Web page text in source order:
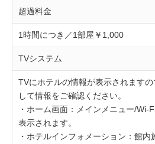
超過料金
1時間につき／1部屋￥1,000
TVシステム
TVにホテルの情報が表示されます
して情報をご確認ください。
・ホーム画面：メインメニュー/Wi-
表示されます。
・ホテルインフォメーション：館